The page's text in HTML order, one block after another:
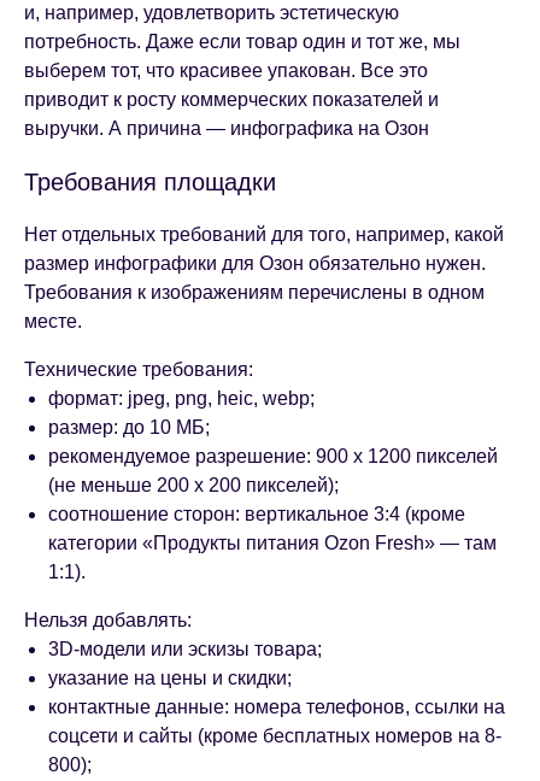
и, например, удовлетворить эстетическую
потребность. Даже если товар один и тот же, мы
выберем тот, что красивее упакован. Все это
приводит к росту коммерческих показателей и
выручки. А причина — инфографика на Озон
Требования площадки
Нет отдельных требований для того, например, какой
размер инфографики для Озон обязательно нужен.
Требования к изображениям перечислены в одном
месте.
Технические требования:
формат: jpeg, png, heic, webp;
размер: до 10 МБ;
рекомендуемое разрешение: 900 х 1200 пикселей
(не меньше 200 х 200 пикселей);
соотношение сторон: вертикальное 3:4 (кроме
категории «Продукты питания Ozon Fresh» — там
1:1).
Нельзя добавлять:
3D-модели или эскизы товара;
указание на цены и скидки;
контактные данные: номера телефонов, ссылки на
соцсети и сайты (кроме бесплатных номеров на 8-
800);